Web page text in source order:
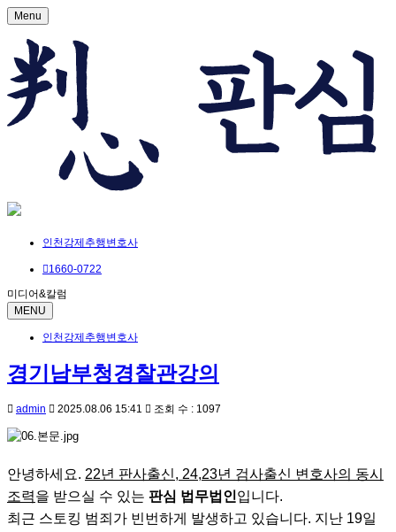
Menu
인천강제추행변호사
1660-0722
미디어&칼럼
MENU
인천강제추행변호사
경기남부청경찰관강의
admin 2025.08.06 15:41 조회 수 : 1097
안녕하세요. 22년 판사출신, 24,23년 검사출신 변호사의 동시
조력을 받으실 수 있는 판심 법무법인입니다.
최근 스토킹 범죄가 빈번하게 발생하고 있습니다. 지난 19일